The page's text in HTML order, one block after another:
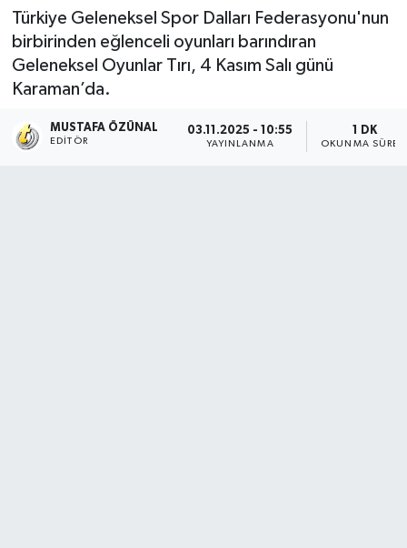
Türkiye Geleneksel Spor Dalları Federasyonu'nun
birbirinden eğlenceli oyunları barındıran
Geleneksel Oyunlar Tırı, 4 Kasım Salı günü
Karaman’da.
MUSTAFA ÖZÜNAL
EDITÖR
03.11.2025 - 10:55
YAYINLANMA
1 DK
OKUNMA